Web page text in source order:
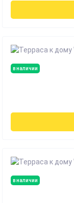
в наличии
в наличии